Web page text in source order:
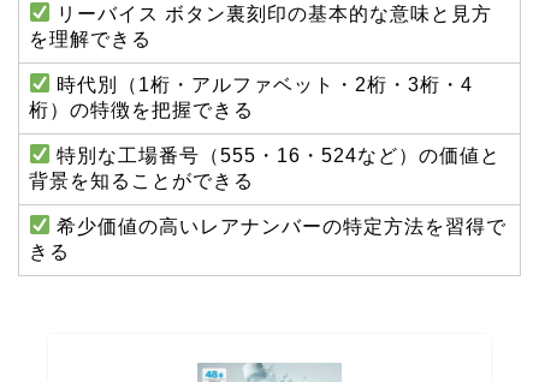
リーバイス ボタン裏刻印の基本的な意味と見方
を理解できる
時代別（1桁・アルファベット・2桁・3桁・4
桁）の特徴を把握できる
特別な工場番号（555・16・524など）の価値と
背景を知ることができる
希少価値の高いレアナンバーの特定方法を習得で
きる